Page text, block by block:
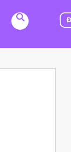
cóc, người được